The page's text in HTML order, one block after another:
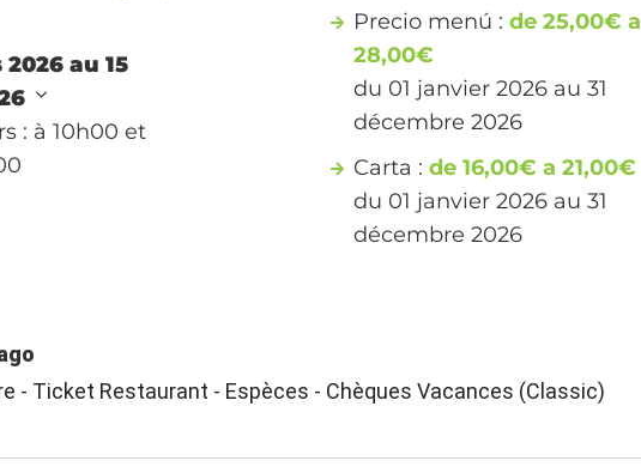
au 15
: à 10h00 et
Precio menú :de 25,00€ a
28,00€
du 01 janvier 2026 au 31
décembre 2026
Carta :de 16,00€ a 21,00€
du 01 janvier 2026 au 31
décembre 2026
- Ticket Restaurant - Espèces - Chèques Vacances (Classic)